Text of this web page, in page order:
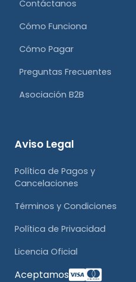
Contáctanos
Cómo Funciona
Cómo Pagar
Preguntas Frecuentes
Asociación B2B
Aviso Legal
Política de Pagos y
Cancelaciones
Términos y Condiciones
Política de Privacidad
Licencia Oficial
Aceptamos